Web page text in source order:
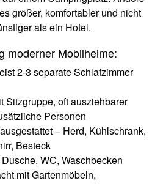
größer, komfortabler und nicht
als ein Hotel.
moderner Mobilheime:
2-3 separate Schlafzimmer
Sitzgruppe, oft ausziehbarer
Personen
– Herd, Kühlschrank,
Besteck
Dusche, WC, Waschbecken
mit Gartenmöbeln,